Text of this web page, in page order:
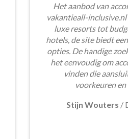
Het aanbod van
vakantieall-inclusive.nl
luxe resorts tot
hotels, de site biedt
opties. De handige
het eenvoudig om
vinden die
voorkeuren en
Stijn Wouters /